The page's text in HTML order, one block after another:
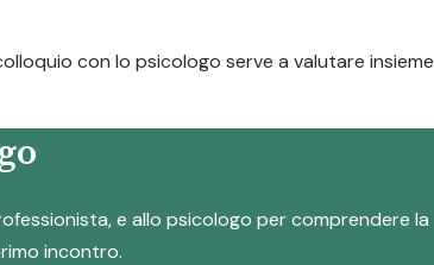
con lo psicologo serve a valutare insieme
e allo psicologo per comprendere la
incontro.